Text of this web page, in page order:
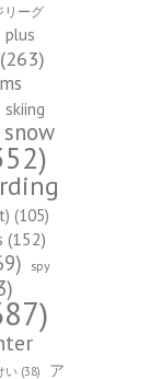
リーグ
plus
(263)
skiing
snow
(105)
(152)
spy
い (38)
ア